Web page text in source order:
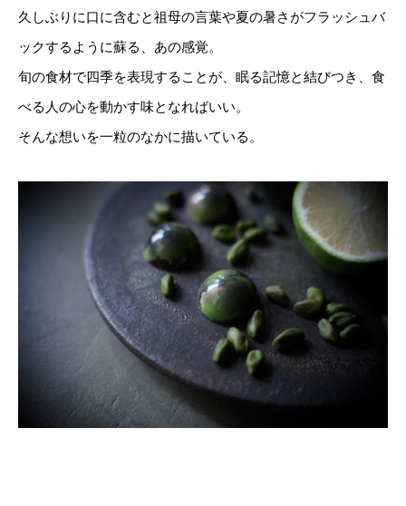
久しぶりに口に含むと祖母の言葉や夏の暑さがフラッシュバ
ックするように蘇る、あの感覚。
旬の食材で四季を表現することが、眠る記憶と結びつき、食
べる人の心を動かす味となればいい。
そんな想いを一粒のなかに描いている。